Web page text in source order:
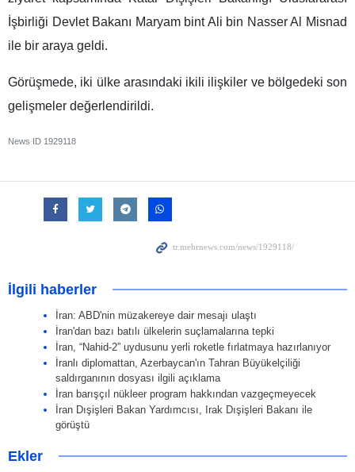
İşbirliği Devlet Bakanı Maryam bint Ali bin Nasser Al Misnad
ile bir araya geldi.
Görüşmede, iki ülke arasındaki ikili ilişkiler ve bölgedeki son
gelişmeler değerlendirildi.
News ID 1929118
İlgili haberler
İran: ABD'nin müzakereye dair mesajı ulaştı
İran'dan bazı batılı ülkelerin suçlamalarına tepki
İran, “Nahid-2” uydusunu yerli roketle fırlatmaya hazırlanıyor
İranlı diplomattan, Azerbaycan'ın Tahran Büyükelçiliği
saldırganının dosyası ilgili açıklama
İran barışçıl nükleer program hakkından vazgeçmeyecek
İran Dışişleri Bakan Yardımcısı, Irak Dışişleri Bakanı ile
görüştü
Ekler